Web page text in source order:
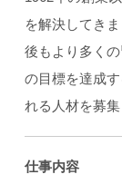
を解決してき
後もより多く
の目標を達成
れる人材を募集
仕事内容